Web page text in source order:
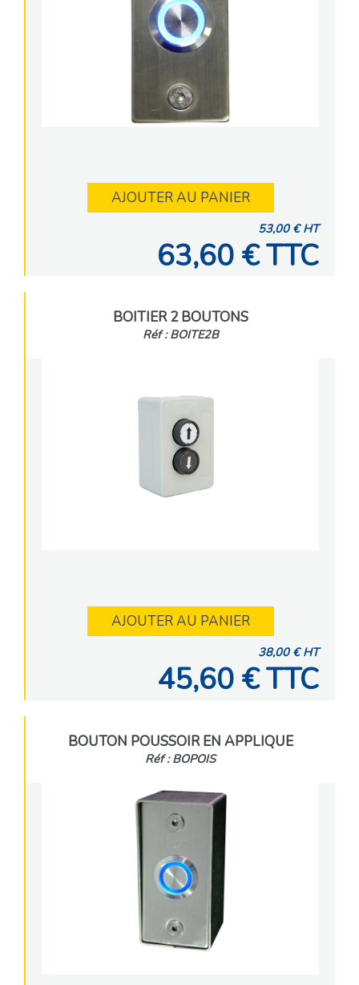
AJOUTER AU PANIER
53,00 € HT
63,60 € TTC
BOITIER 2 BOUTONS
Réf : BOITE2B
AJOUTER AU PANIER
38,00 € HT
45,60 € TTC
BOUTON POUSSOIR EN APPLIQUE
Réf : BOPOIS